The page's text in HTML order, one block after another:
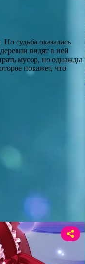
судьба оказалась
видят в ней
мусор, но однажды
покажет, что